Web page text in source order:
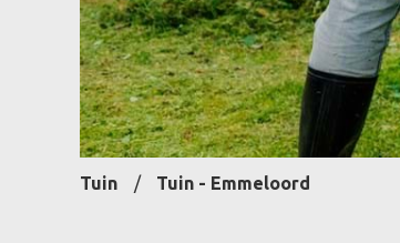
Tuin Tuin - Emmeloord